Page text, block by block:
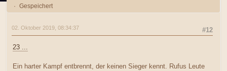
Gespeichert
#12
02. Oktober 2019, 08:34:37
23 ...
Ein harter Kampf entbrennt, der keinen Sieger kennt. Rufus Leute